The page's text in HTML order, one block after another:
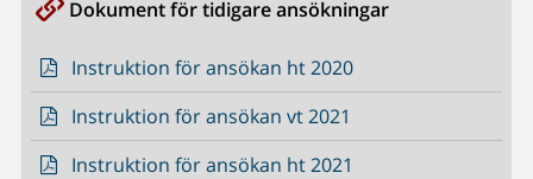
Dokument för tidigare ansökningar
Instruktion för ansökan ht 2020
Instruktion för ansökan vt 2021
Instruktion för ansökan ht 2021